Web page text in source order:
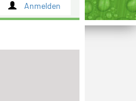
Anmelden